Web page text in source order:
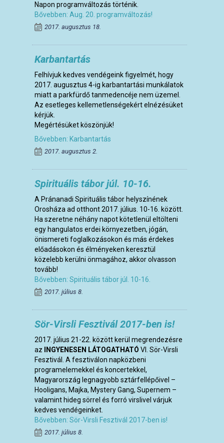
Napon programváltozás történik.
Bővebben: Aug. 20. programváltozás!
2017. augusztus 18.
Karbantartás
Felhívjuk kedves vendégeink figyelmét, hogy
2017. augusztus 4-ig karbantartási munkálatok
miatt a parkfürdő tanmedencéje nem üzemel.
Az esetleges kellemetlenségekért elnézésüket
kérjük.
Megértésüket köszönjük!
Bővebben: Karbantartás
2017. augusztus 2.
Spirituális tábor júl. 10-16.
A Pránanadi Spirituális tábor helyszínének
Orosháza ad otthont 2017. július. 10-16. között.
Ha szeretne néhány napot kötetlenül eltölteni
egy hangulatos erdei környezetben, jógán,
önismereti foglalkozásokon és más érdekes
előadásokon és élményeken keresztül
közelebb kerülni önmagához, akkor olvasson
tovább!
Bővebben: Spirituális tábor júl. 10-16.
2017. július 8.
Sör-Virsli Fesztivál 2017-ben is!
2017. július 21-22. között kerül megrendezésre
az
INGYENESEN LÁTOGATHATÓ VI. Sör-Virsli
Fesztivál. A fesztiválon napközbeni
programelemekkel és koncertekkel,
Magyarország legnagyobb sztárfellépőivel –
Hooligans, Majka, Mystery Gang, Supernem –
valamint hideg sörrel és forró virslivel várjuk
kedves vendégeinket.
Bővebben: Sör-Virsli Fesztivál 2017-ben is!
2017. július 8.